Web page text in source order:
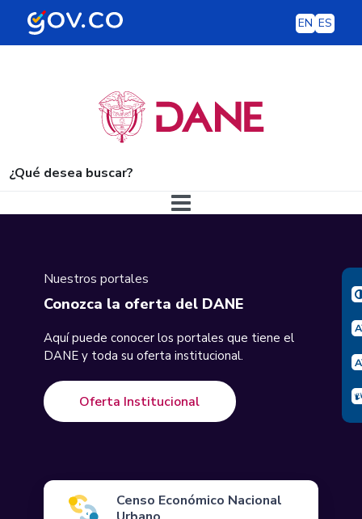
EN ES
¿Qué desea buscar?
Nuestros portales
Conozca la oferta del DANE
Aquí puede conocer los portales que tiene el
DANE y toda su oferta institucional.
Oferta Institucional
Censo Económico Nacional